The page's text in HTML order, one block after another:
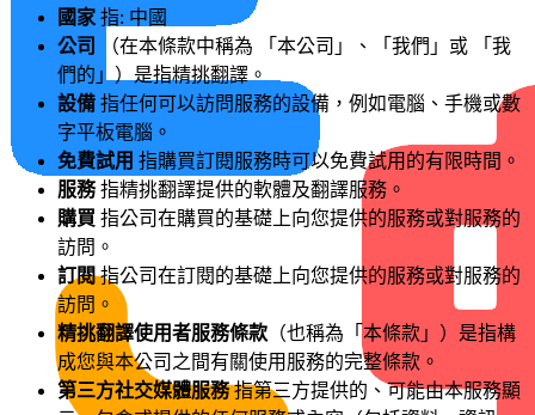
國家 指: 中國
公司
（在本條款中稱為 「本公司」、「我們」或 「我
們的」）是指精挑翻譯。
設備 指任何可以訪問服務的設備，例如電腦、手機或數
字平板電腦。
免費試用 指購買訂閱服務時可以免費試用的有限時間。
服務指精挑翻譯提供的軟體及翻譯服務。
購買 指公司在購買的基礎上向您提供的服務或對服務的
訪問。
訂閱指公司在訂閱的基礎上向您提供的服務或對服務的
訪問。
精挑翻譯使用者服務條款 （也稱為「本條款」）是指構
成您與本公司之間有關使用服務的完整條款。
第三方社交媒體服務指第三方提供的、可能由本服務顯